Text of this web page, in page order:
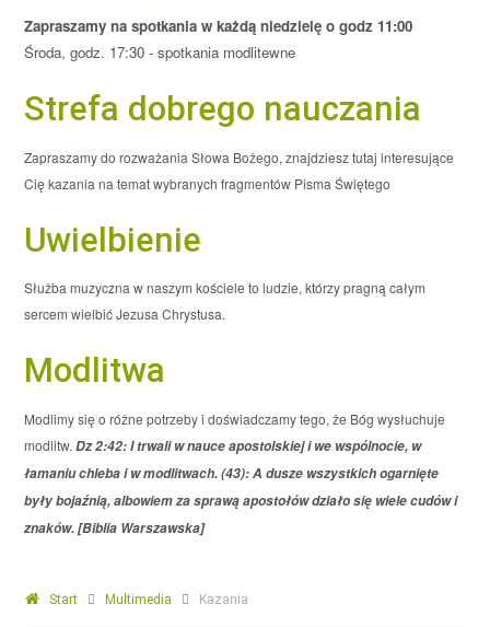
Zapraszamy na spotkania w każdą niedzielę o godz 11:00
Środa, godz. 17:30 - spotkania modlitewne
Strefa dobrego nauczania
Zapraszamy do rozważania Słowa Bożego, znajdziesz tutaj interesujące
Cię kazania na temat wybranych fragmentów Pisma Świętego
Uwielbienie
Służba muzyczna w naszym kościele to ludzie, którzy pragną całym
sercem wielbić Jezusa Chrystusa.
Modlitwa
Modlimy się o różne potrzeby i doświadczamy tego, że Bóg wysłuchuje
modlitw. Dz 2:42: I trwali w nauce apostolskiej i we wspólnocie, w
łamaniu chleba i w modlitwach. (43): A dusze wszystkich ogarnięte
były bojaźnią, albowiem za sprawą apostołów działo się wiele cudów i
znaków. [Biblia Warszawska]
Start Multimedia Kazania